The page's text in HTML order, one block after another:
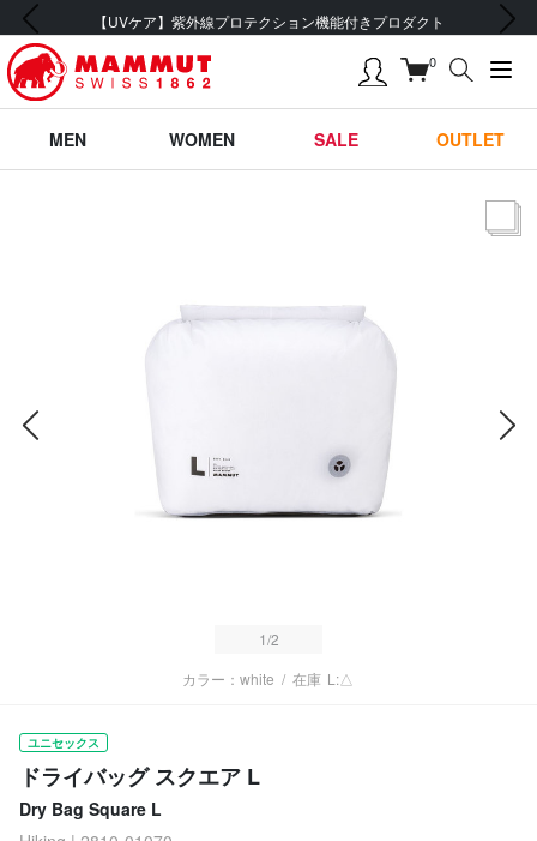
【UVケア】紫外線プロテクション機能付きプロダクト
前の画像 次の画像
0
MEN WOMEN SALE OUTLET
1/2
カラー：white / 在庫 L:△
ユニセックス
ドライバッグ スクエア L
Dry Bag Square L